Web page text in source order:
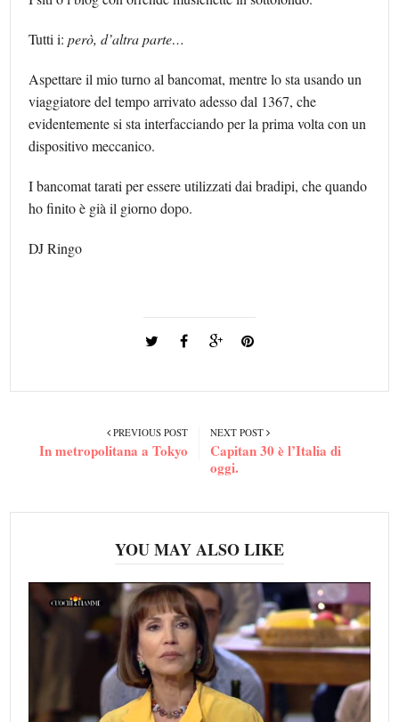
Tutti i:però, d’altra parte…
Aspettare il mio turno al bancomat, mentre lo sta usando un
viaggiatore del tempo arrivato adesso dal 1367, che
evidentemente si sta interfacciando per la prima volta con un
dispositivo meccanico.
I bancomat tarati per essere utilizzati dai bradipi, che quando
ho finito è già il giorno dopo.
DJ Ringo
NEXT POST
Capitan 30 è l’Italia di
oggi.
PREVIOUS POST
In metropolitana a Tokyo
YOU MAY ALSO LIKE